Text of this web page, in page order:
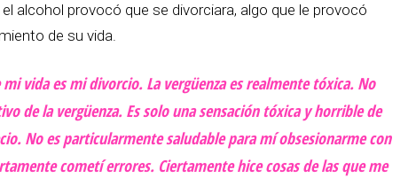
alcohol provocó que se divorciara, algo que le provocó
de su vida.
vida es mi divorcio. La vergüenza es realmente tóxica. No
de la vergüenza. Es solo una sensación tóxica y horrible de
No es particularmente saludable para mí obsesionarme con
cometí errores. Ciertamente hice cosas de las que me